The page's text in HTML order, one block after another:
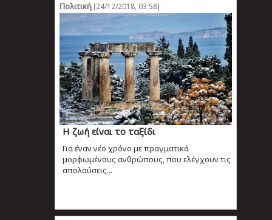
Πολιτική[24/12/2018, 03:58]
Η ζωή είναι το ταξίδι
Για έναν νέο χρόνο με πραγματικά
μορφωμένους ανθρώπους, που ελέγχουν τις
απολαύσεις...